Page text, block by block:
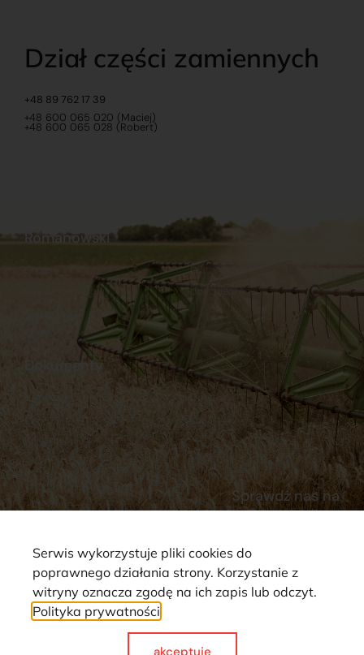
Dział części zamiennych
+48 89 762 17 39
+48 600 065 020 (Maciej)
+48 600 065 028 (Robert)
Dokumenty
Regulamin
Polityka prywatności
Reklamacje i zwroty
Dostawy
Płatności
Romanowski
Sklep internetowy
Praca
Ubezpieczenia
Sprawdź nas na
Strona wykorzystuje pliki cookie. Wszystkie prawa zastrzeżone ©
Serwis wykorzystuje pliki cookies do
poprawnego działania strony. Korzystanie z
witryny oznacza zgodę na ich zapis lub odczyt.
Polityka prywatności
akceptuje